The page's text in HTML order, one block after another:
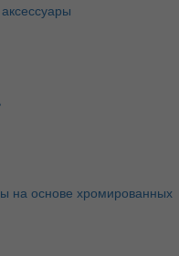
на основе хромированных